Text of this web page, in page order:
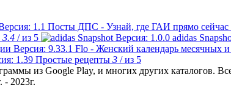
Посты ДПС - Узнай, где ГАИ прямо сейчас
3.4 / из 5 adidas
Flo - Женский календарь месячных и
Простые рецепты 3 / из 5
из Google Play, и многих других каталогов.
- 2023г.